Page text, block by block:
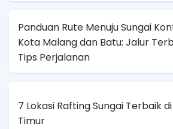
Panduan Rute Menuju Sungai
Kota Malang dan Batu: Jalur
Tips Perjalanan
7 Lokasi Rafting Sungai Terbaik
Timur